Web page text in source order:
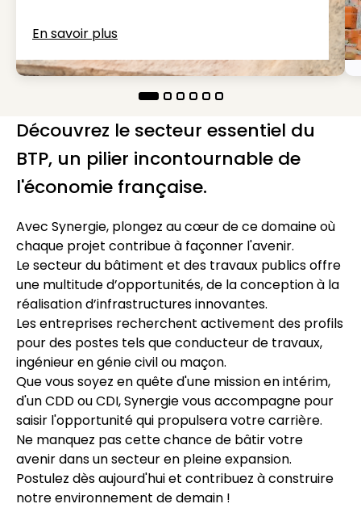
En savoir plus
Découvrez le secteur essentiel du
BTP, un pilier incontournable de
l'économie française.
Avec Synergie, plongez au cœur de ce domaine où
chaque projet contribue à façonner l'avenir.
Le secteur du bâtiment et des travaux publics offre
une multitude d’opportunités, de la conception à la
réalisation d’infrastructures innovantes.
Les entreprises recherchent activement des profils
pour des postes tels que conducteur de travaux,
ingénieur en génie civil ou maçon.
Que vous soyez en quête d'une mission en intérim,
d'un CDD ou CDI, Synergie vous accompagne pour
saisir l'opportunité qui propulsera votre carrière.
Ne manquez pas cette chance de bâtir votre
avenir dans un secteur en pleine expansion.
Postulez dès aujourd'hui et contribuez à construire
notre environnement de demain !